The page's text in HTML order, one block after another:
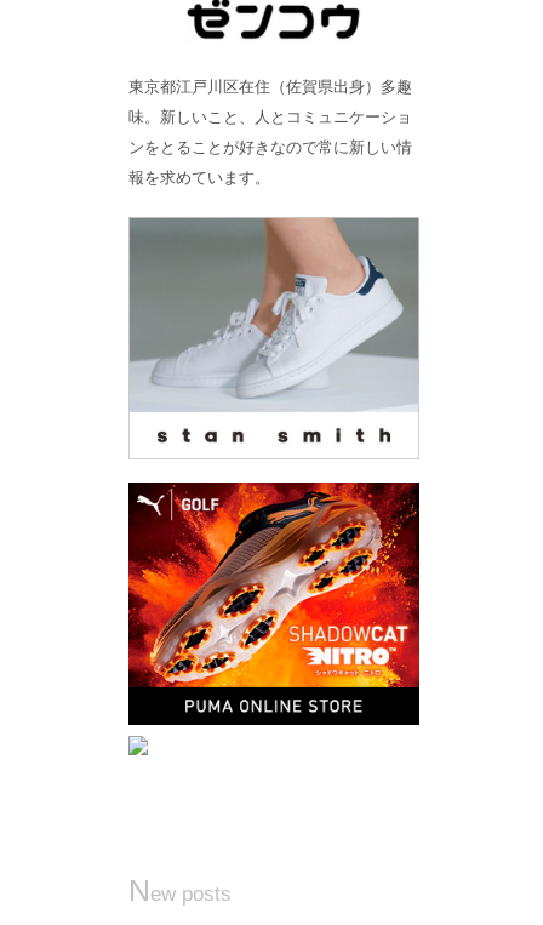
東京都江戸川区在住（佐賀県出身）多趣
味。新しいこと、人とコミュニケーショ
ンをとることが好きなので常に新しい情
報を求めています。
New posts